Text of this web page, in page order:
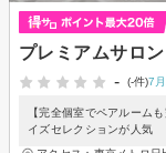
プレミアムサロ
-
(-件)7
【完全個室でペアルーム
イズセレクションが人気